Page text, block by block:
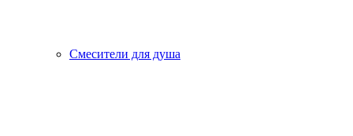
Смесители для душа